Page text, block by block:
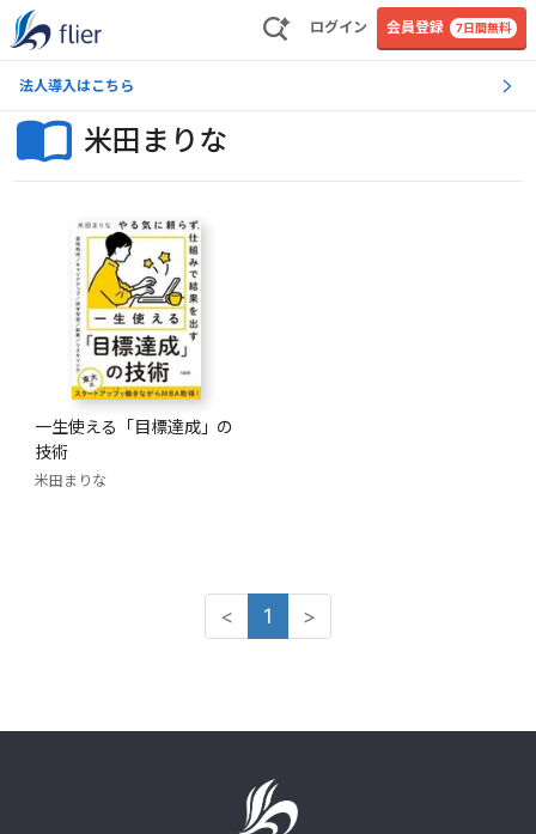
ログイン 会員登録 7日間無料
法人導入はこちら
米田まりな
一生使える「目標達成」の
技術
米田まりな
< 1 >